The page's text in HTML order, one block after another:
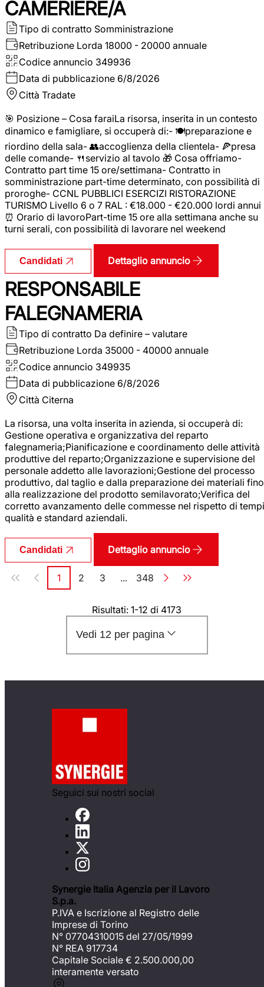
CAMERIERE/A
Tipo di contratto Somministrazione
Retribuzione Lorda 18000 - 20000 annuale
Codice annuncio 349936
Data di pubblicazione 6/8/2026
Città Tradate
🎯 Posizione – Cosa faraiLa risorsa, inserita in un contesto
dinamico e famigliare, si occuperà di:- 🍽️preparazione e
riordino della sala- 👥accoglienza della clientela- 🍕presa
delle comande- 🍴servizio al tavolo 🎁 Cosa offriamo-
Contratto part time 15 ore/settimana- Contratto in
somministrazione part-time determinato, con possibilità di
proroghe- CCNL PUBBLICI ESERCIZI RISTORAZIONE
TURISMO Livello 6 o 7 RAL : €18.000 - €20.000 lordi annui
⏰ Orario di lavoroPart-time 15 ore alla settimana anche su
turni serali, con possibilità di lavorare nel weekend
Candidati Dettaglio annuncio
RESPONSABILE
FALEGNAMERIA
Tipo di contratto Da definire – valutare
Retribuzione Lorda 35000 - 40000 annuale
Codice annuncio 349935
Data di pubblicazione 6/8/2026
Città Citerna
La risorsa, una volta inserita in azienda, si occuperà di:
Gestione operativa e organizzativa del reparto
falegnameria;Pianificazione e coordinamento delle attività
produttive del reparto;Organizzazione e supervisione del
personale addetto alle lavorazioni;Gestione del processo
produttivo, dal taglio e dalla preparazione dei materiali fino
alla realizzazione del prodotto semilavorato;Verifica del
corretto avanzamento delle commesse nel rispetto di
qualità e standard aziendali.
Candidati Dettaglio annuncio
Paginazione
Pagina
1 Pagina
2 Pagina
3 ... Pagina
348
Risultati: 1-12 di 4173
Vedi 12 per pagina
Seguici sui nostri social
Synergie Italia Agenzia per il Lavoro
S.p.a.
P.IVA e Iscrizione al Registro delle
Imprese di Torino
N° 07704310015 del 27/05/1999
N° REA 917734
Capitale Sociale € 2.500.000,00
interamente versato